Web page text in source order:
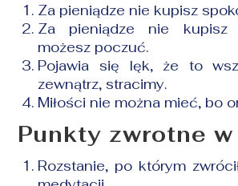
Za pieniądze nie kupisz
Za pieniądze nie kupisz
możesz poczuć.
Pojawia się lęk, że to
zewnątrz, stracimy.
Miłości nie można mieć, bo
Punkty zwrotne
Rozstanie, po którym